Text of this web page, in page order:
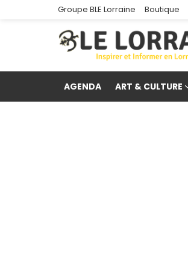
Groupe BLE Lorraine Boutique
AGENDA ART & CULTURE